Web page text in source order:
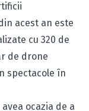
acest an este
cu 320 de
de drone
spectacole în
ocazia de a